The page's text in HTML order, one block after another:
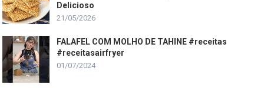
Delicioso
21/05/2026
FALAFEL COM MOLHO DE TAHINE #receitas
#receitasairfryer
01/07/2024